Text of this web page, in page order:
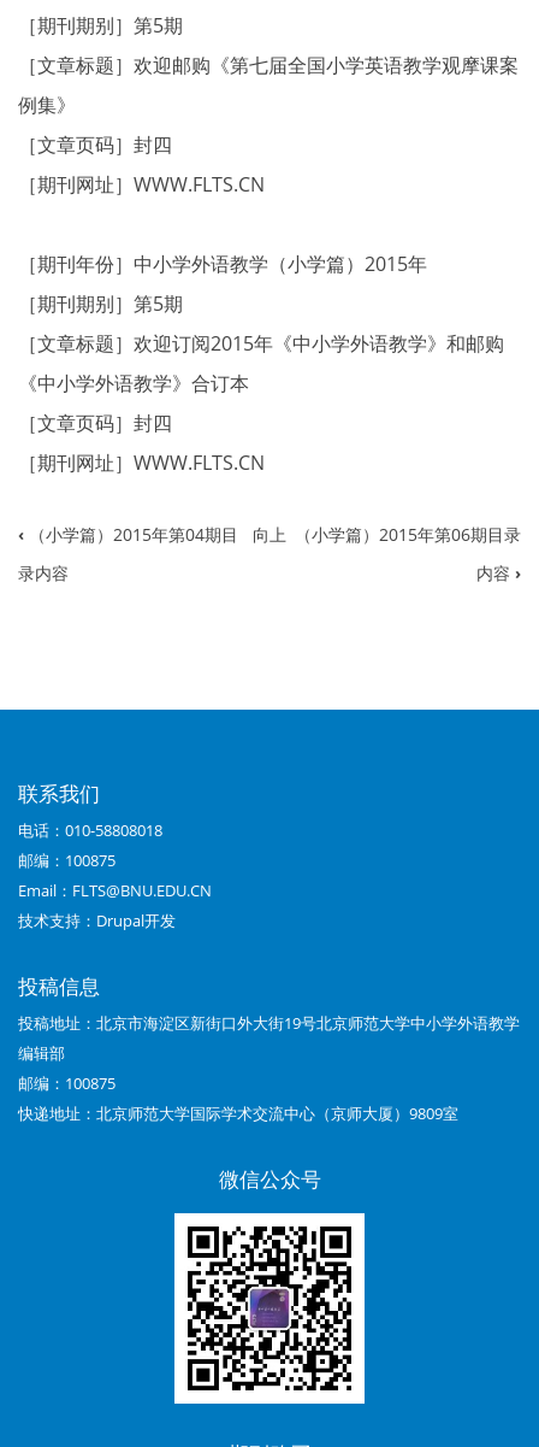
［期刊期别］第5期
［文章标题］欢迎邮购《第七届全国小学英语教学观摩课案
例集》
［文章页码］封四
［期刊网址］WWW.FLTS.CN
［期刊年份］中小学外语教学（小学篇）2015年
［期刊期别］第5期
［文章标题］欢迎订阅2015年《中小学外语教学》和邮购
《中小学外语教学》合订本
［文章页码］封四
［期刊网址］ WWW.FLTS.CN
书
籍
链
（小
学
篇）
2015
年
第
05
期
‹ （小学篇）2015年第04期目
录内容
向上
（小学篇）2015年第06期目录
内容 ›
联系我们
电话：010-58808018
邮编：100875
Email：FLTS@BNU.EDU.CN
技术支持： Drupal开发
投稿信息
投稿地址：北京市海淀区新街口外大街19号北京师范大学中小学外语教学
编辑部
邮编：100875
快递地址：北京师范大学国际学术交流中心（京师大厦）9809室
微信公众号